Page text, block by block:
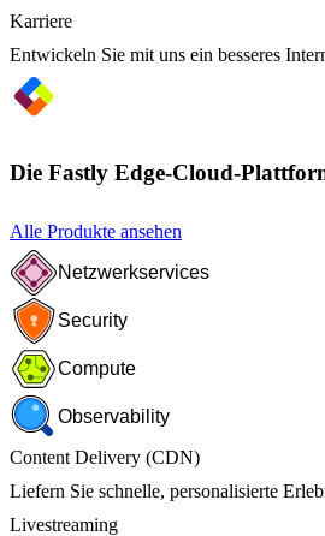
Karriere
Entwickeln Sie mit uns ein besseres
Die Fastly Edge-Cloud-
Alle Produkte ansehen
Netzwerkservices
Security
Compute
Observability
Content Delivery (CDN)
Liefern Sie schnelle, personalisierte
Livestreaming